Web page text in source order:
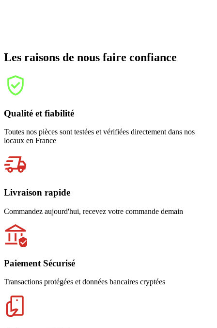
Les raisons de nous faire confiance
Qualité et fiabilité
Toutes nos pièces sont testées et vérifiées directement dans nos
locaux en France
Livraison rapide
Commandez aujourd'hui, recevez votre commande demain
Paiement Sécurisé
Transactions protégées et données bancaires cryptées